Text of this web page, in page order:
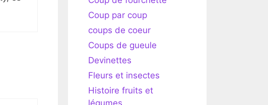
Coup par coup
coups de coeur
Coups de gueule
Devinettes
Fleurs et insectes
Histoire fruits et
légumes